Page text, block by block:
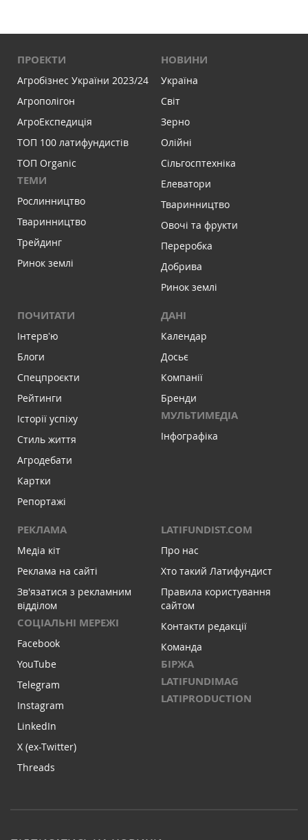
ПРОЕКТИ
Агробізнес України 2023/24
Агрополігон
АгроЕкспедиція
ТОП 100 латифундистів
ТОП Organic
ТЕМИ
Рослинництво
Тваринництво
Трейдинг
Ринок землі
НОВИНИ
Україна
Світ
Зерно
Олійні
Сільгосптехніка
Елеватори
Тваринництво
Овочі та фрукти
Переробка
Добрива
Ринок землі
ПОЧИТАТИ
Інтервʼю
Блоги
Спецпроєкти
Рейтинги
Історії успіху
Стиль життя
Агродебати
Картки
Репортажі
ДАНІ
Календар
Досьє
Компанії
Бренди
МУЛЬТИМЕДІА
Інфографіка
РЕКЛАМА
Медіа кіт
Реклама на сайті
Зв'язатися з рекламним
відділом
СОЦІАЛЬНІ МЕРЕЖІ
Facebook
YouTube
Telegram
Instagram
LinkedIn
X (ex-Twitter)
Threads
LATIFUNDIST.COM
Про нас
Хто такий Латифундист
Правила користування
сайтом
Контакти редакції
Команда
БІРЖА
LATIFUNDIMAG
LATIPRODUCTION